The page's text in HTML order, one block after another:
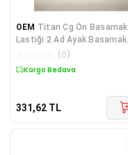
OEM Titan Cg Ön Basamak
Lastiği 2 Ad Ayak Basamak
(0)
Kargo Bedava
331,62 TL